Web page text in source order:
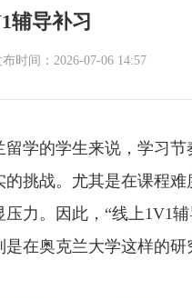
辅导补习
布时间：2026-07-06 14:57
的学生来说，学习节
挑战。尤其是在课程
力。因此，“线上1V1
在奥克兰大学这样的